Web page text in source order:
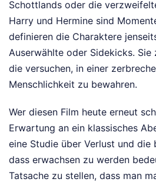
Schottlands oder die
Harry und Hermine sind
definieren die Charaktere
Auserwählte oder Sidekicks. Sie
die versuchen, in einer
Menschlichkeit zu bewahren.
Wer diesen Film heute erneut
Erwartung an ein klassisches
eine Studie über Verlust und die
dass erwachsen zu werden
Tatsache zu stellen, dass man